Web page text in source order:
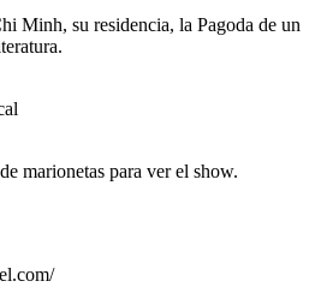
Minh, su residencia, la Pagoda de un
marionetas para ver el show.